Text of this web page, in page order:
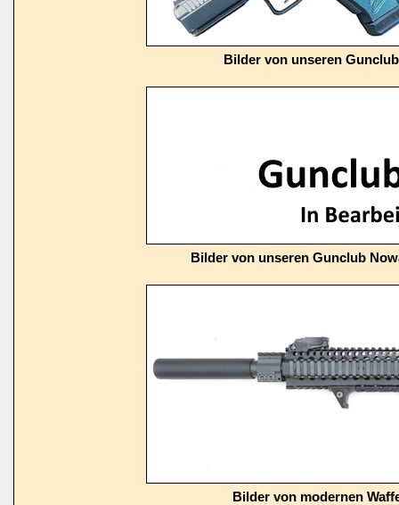
Bilder von unseren
Bilder von unseren Gunclub
Bilder von modernen